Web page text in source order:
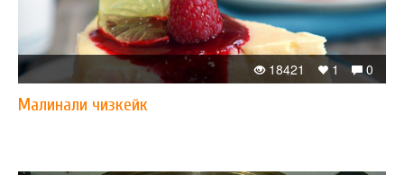
0
1
18421
Малинали чизкейк